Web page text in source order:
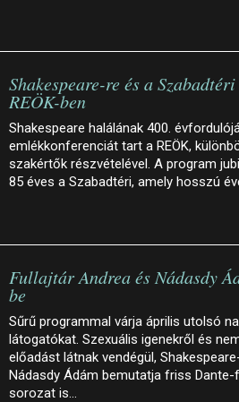
Shakespeare-re és a
REÖK-ben
Shakespeare halálának 400.
emlékkonferenciát tart a REÖK,
szakértők részvételével. A program
85 éves a Szabadtéri, amely hosszú
Fullajtár Andrea és Nádasdy
be
Sűrű programmal várja április utolsó
látogatókat. Szexuális igenekről és
előadást látnak vendégül,
Nádasdy Ádám bemutatja friss
sorozat is…